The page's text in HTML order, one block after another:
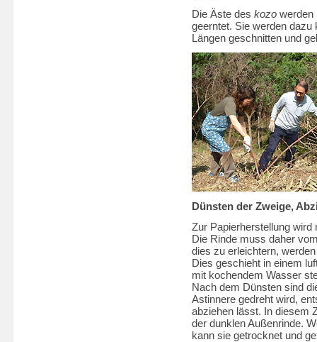
Die Äste des kozo werden
geerntet. Sie werden
Längen geschnitten und
Dünsten der Zweige,
Zur Papierherstellung
Die Rinde muss daher
dies zu erleichtern,
Dies geschieht in einem
mit kochendem Wasser
Nach dem Dünsten sind
Astinnere gedreht wird,
abziehen lässt. In diesem
der dunklen Außenrinde.
kann sie getrocknet und